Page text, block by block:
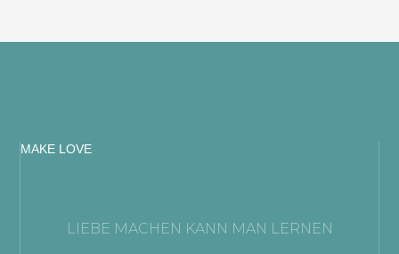
MAKE LOVE
LIEBE MACHEN KANN MAN LERNEN